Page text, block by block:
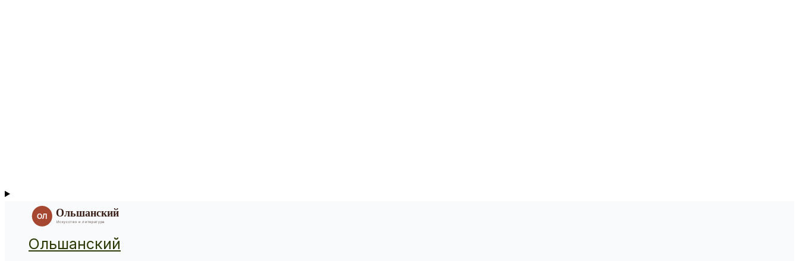
Ольшанский